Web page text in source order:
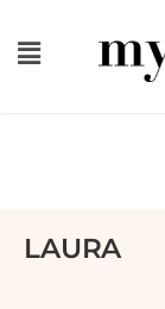
LAURA